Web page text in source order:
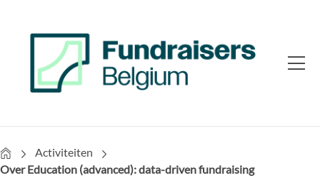
HomeActiviteiten
Over Education (advanced): data-driven fundraising